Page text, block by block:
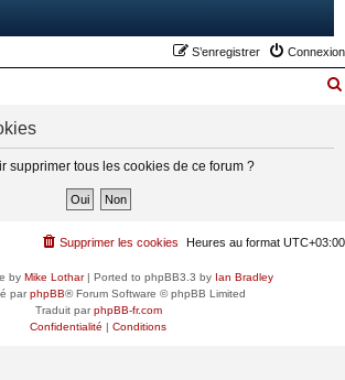
Connexion
S’enregistrer
supprimer tous les cookies de ce forum ?
Heures au format UTC+03:00
Supprimer les cookies
by Mike Lothar| Ported to phpBB3.3 by Ian Bradley
parphpBB® Forum Software © phpBB Limited
Traduit parphpBB-fr.com
Confidentialité | Conditions